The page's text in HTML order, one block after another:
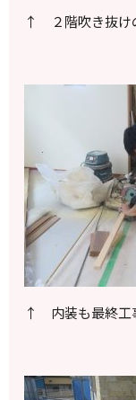
↑ ２階吹き抜け
↑ 内装も最終工